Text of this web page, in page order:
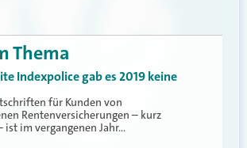
Thema
Indexpolice gab es 2019 keine
für Kunden von
Rentenversicherungen – kurz
ist im vergangenen Jahr…